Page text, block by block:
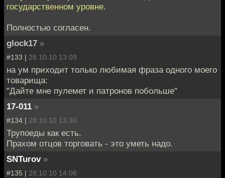
государственном уровне.
Полностью согласен.
glock17 »
#133 | 28.10.10 13:09
на ум приходит только любимая фраза одного моего
товарища:
"Дайте мне пулемет и патронов побольше"
17-011 »
#134 | 28.10.10 13:30
Трупоеды как есть.
Прахом отцов торговать - это уметь надо.
SNTurov »
#135 | 28.10.10 14:08